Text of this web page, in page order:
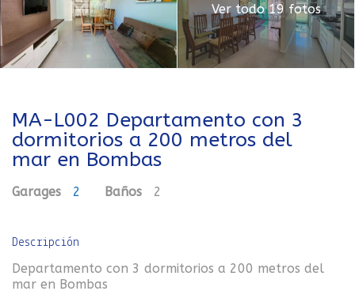
Ver todo 19 fotos
MA-L002 Departamento con 3
dormitorios a 200 metros del
mar en Bombas
Garages 2 Baños 2
Descripción
Departamento con 3 dormitorios a 200 metros del
mar en Bombas